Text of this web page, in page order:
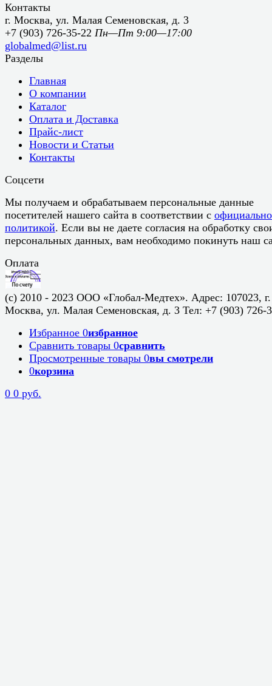
Контакты
г. Москва, ул. Малая Семеновская, д. 3
+7 (903) 726-35-22 Пн—Пт 9:00—17:00
globalmed@list.ru
Разделы
Главная
О компании
Каталог
Оплата и Доставка
Прайс-лист
Новости и Статьи
Контакты
Соцсети
Мы получаем и обрабатываем персональные данные
посетителей нашего сайта в соответствии с
политикой. Если вы не даете согласия на обработку
персональных данных, вам необходимо покинуть наш
Оплата
(c) 2010 - 2023 ООО «Глобал-Медтех». Адрес: 107023, г.
Москва, ул. Малая Семеновская, д. 3 Тел: +7 (903) 726-
Избранное 0избранное
Сравнить товары 0сравнить
Просмотренные товары 0вы смотрели
0корзина
0 0 руб.